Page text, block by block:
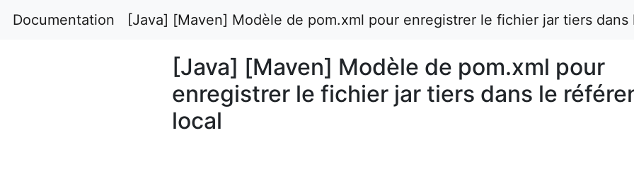
Documentation [Java] [Maven] Modèle de pom.xml pour enregistrer le fichier jar tiers
[Java] [Maven] Modèle de pom.xml pour
enregistrer le fichier jar tiers dans le
local